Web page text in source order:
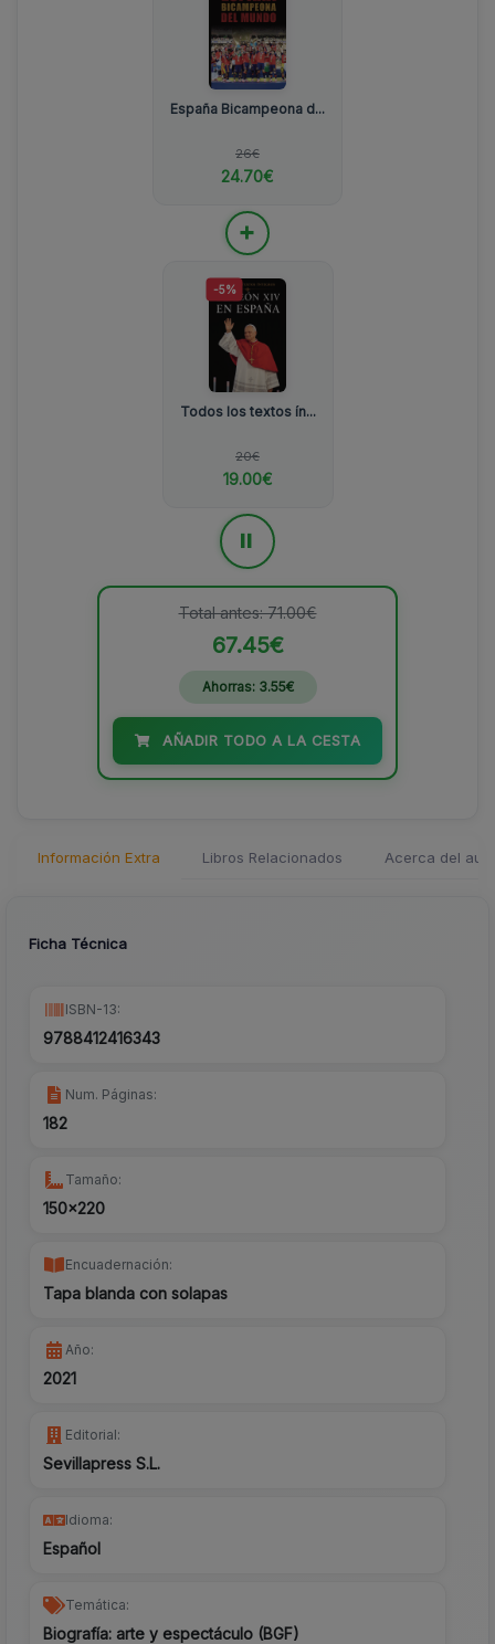
España Bicampeona d...
26€
24.70€
+
-5%
Todos los textos ín...
20€
19.00€
Total antes: 71.00€
67.45€
Ahorras: 3.55€
AÑADIR TODO A LA CESTA
Información Extra Libros Relacionados Acerca del
Ficha Técnica
ISBN-13:
9788412416343
Num. Páginas:
182
Tamaño:
150x220
Encuadernación:
Tapa blanda con solapas
Año:
2021
Editorial:
Sevillapress S.L.
Idioma:
Español
Temática:
Biografía: arte y espectáculo (BGF)